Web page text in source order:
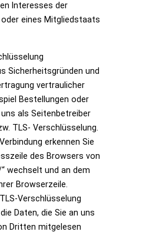
Interesses der
oder eines Mitgliedstaats
Sicherheitsgründen und
vertraulicher
Bestellungen oder
als Seitenbetreiber
TLS- Verschlüsselung.
erkennen Sie
des Browsers von
wechselt und an dem
Browserzeile.
Verschlüsselung
Daten, die Sie an uns
Dritten mitgelesen